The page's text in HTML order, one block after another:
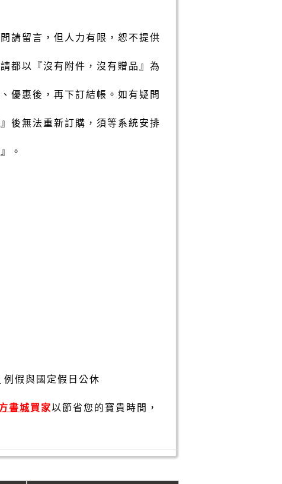
請留言，但人力有限，恕不提供
都以『沒有附件，沒有贈品』為
優惠後，再下訂結帳。如有疑問
後無法重新訂購，須等系統安排
。
例假與國定假日公休
書城買家以節省您的寶貴時間，